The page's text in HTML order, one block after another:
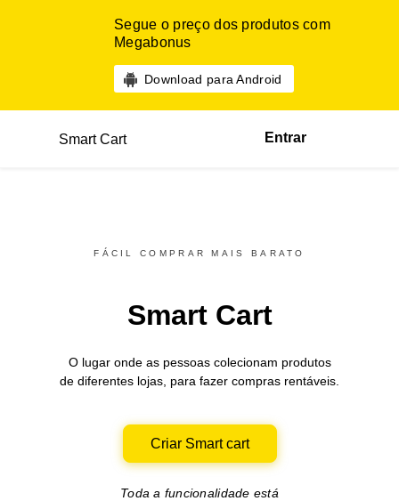
Segue o preço dos produtos com
Megabonus
Download para Android
Smart Cart Entrar
FÁCIL COMPRAR MAIS BARATO
Smart Cart
O lugar onde as pessoas colecionam produtos
de diferentes lojas, para fazer compras rentáveis.
Criar Smart cart
Toda a funcionalidade está